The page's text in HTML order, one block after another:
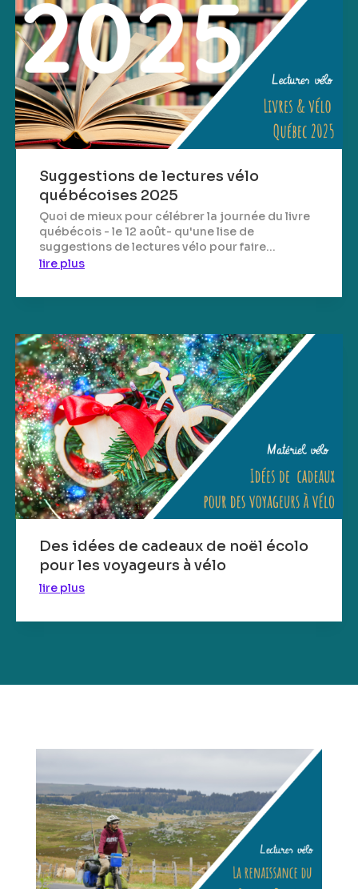
Suggestions de lectures vélo
québécoises 2025
Quoi de mieux pour célébrer la journée du livre
québécois - le 12 août- qu'une lise de
suggestions de lectures vélo pour faire...
lire plus
Des idées de cadeaux de noël écolo
pour les voyageurs à vélo
lire plus